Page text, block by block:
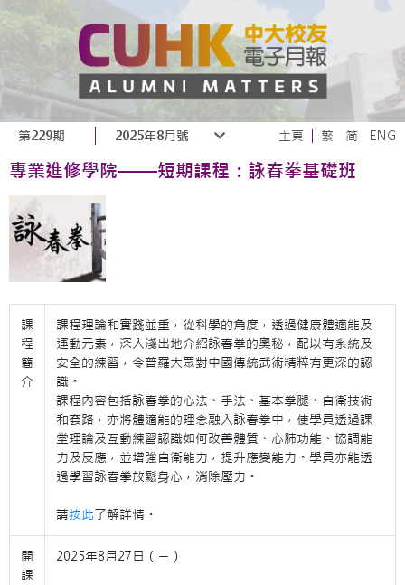
第229期 2025年8月號 主頁 繁 简 ENG
專業進修學院——短期課程：詠春拳基礎班
課
程
簡
介
課程理論和實踐並重，從科學的角度，透過健康體適能及
運動元素，深入淺出地介紹詠春拳的奧秘，配以有系統及
安全的練習，令普羅大眾對中國傳統武術精粹有更深的認
識。
課程內容包括詠春拳的心法、手法、基本拳腿、自衛技術
和套路，亦將體適能的理念融入詠春拳中，使學員透過課
堂理論及互動練習認識如何改善體質、心肺功能、協調能
力及反應，並增強自衛能力，提升應變能力。學員亦能透
過學習詠春拳放鬆身心，消除壓力。
請按此了解詳情。
開
課
2025年8月27日（三）